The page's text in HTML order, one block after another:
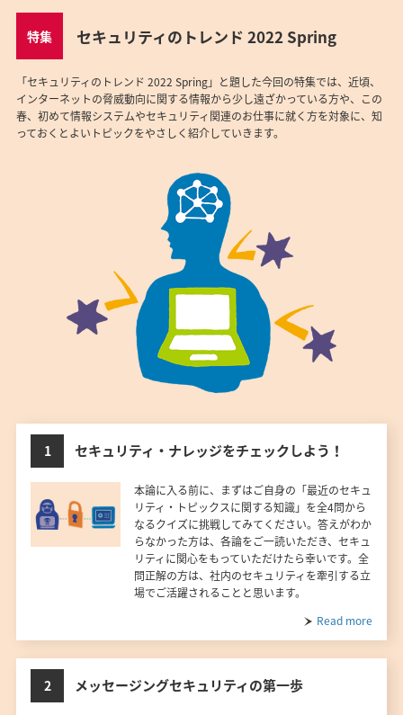
特集 セキュリティのトレンド 2022 Spring
「セキュリティのトレンド 2022 Spring」と題した今回の特集では、近頃、
インターネットの脅威動向に関する情報から少し遠ざかっている方や、この
春、初めて情報システムやセキュリティ関連のお仕事に就く方を対象に、知
っておくとよいトピックをやさしく紹介していきます。
1 セキュリティ・ナレッジをチェックしよう！
本論に入る前に、まずはご自身の「最近のセキュ
リティ・トピックスに関する知識」を全4問から
なるクイズに挑戦してみてください。答えがわか
らなかった方は、各論をご一読いただき、セキュ
リティに関心をもっていただけたら幸いです。全
問正解の方は、社内のセキュリティを牽引する立
場でご活躍されることと思います。
Read more
2 メッセージングセキュリティの第一歩